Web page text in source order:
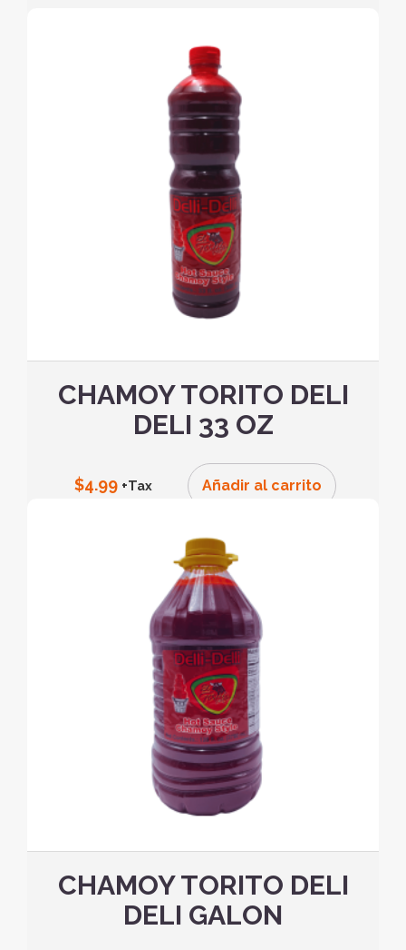
CHAMOY TORITO DELI
DELI 33 OZ
$4.99 +Tax Añadir al carrito
CHAMOY TORITO DELI
DELI GALON